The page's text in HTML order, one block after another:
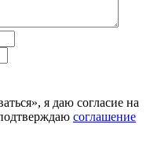
я даю согласие на
соглашение